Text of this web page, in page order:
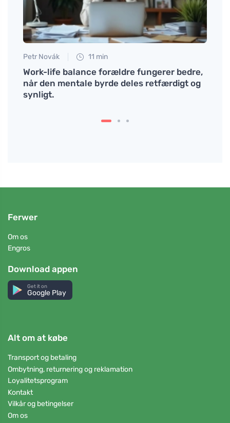
Petr Novák 11 min
Work-life balance forældre fungerer bedre,
når den mentale byrde deles retfærdigt og
synligt.
Ferwer
Om os
Engros
Download appen
Get it on
Google Play
Alt om at købe
Transport og betaling
Ombytning, returnering og reklamation
Loyalitetsprogram
Kontakt
Vilkår og betingelser
Om os